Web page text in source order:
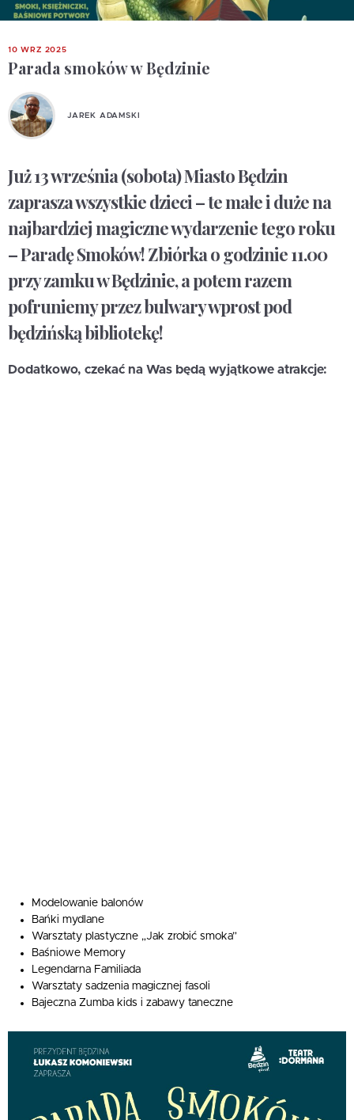
10 WRZ 2025
Parada smoków w Będzinie
JAREK ADAMSKI
Już 13 września (sobota) Miasto Będzin
zaprasza wszystkie dzieci – te małe i duże na
najbardziej magiczne wydarzenie tego roku
– Paradę Smoków! Zbiórka o godzinie 11.00
przy zamku w Będzinie, a potem razem
pofruniemy przez bulwary wprost pod
będzińską bibliotekę!
Dodatkowo, czekać na Was będą wyjątkowe atrakcje:
Modelowanie balonów
Bańki mydlane
Warsztaty plastyczne „Jak zrobić smoka”
Baśniowe Memory
Legendarna Familiada
Warsztaty sadzenia magicznej fasoli
Bajeczna Zumba kids i zabawy taneczne